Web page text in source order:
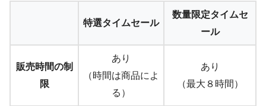
特選タイムセール
数量限定タイムセ
ール
販売時間の制
限
あり
（時間は商品によ
る）
あり
（最大８時間）